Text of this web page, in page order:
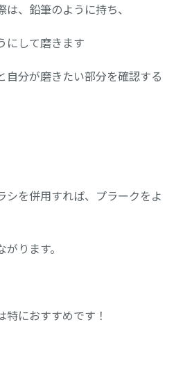
、鉛筆のように持ち、
にして磨きます
自分が磨きたい部分を確認する
シを併用すれば、プラークをよ
ります。
におすすめです！